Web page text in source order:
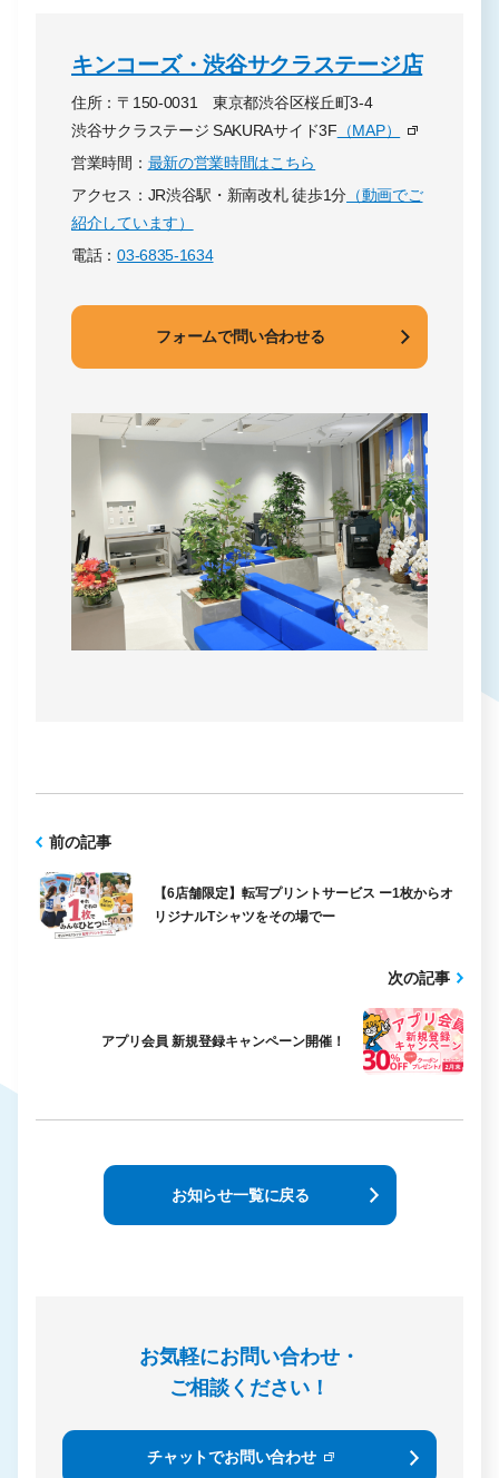
キンコーズ・渋谷サクラステージ店
住所：〒150-0031 東京都渋谷区桜丘町3-4
渋谷サクラステージ SAKURAサイド3F （MAP）
営業時間： 最新の営業時間はこちら
アクセス：JR渋谷駅・新南改札 徒歩1分 （動画でご
紹介しています）
電話：03-6835-1634
フォームで問い合わせる
前の記事
【6店舗限定】転写プリントサービス ー1枚からオ
リジナルTシャツをその場でー
次の記事
アプリ会員 新規登録キャンペーン開催！
お知らせ一覧に戻る
お気軽にお問い合わせ・
ご相談ください！
チャットでお問い合わせ